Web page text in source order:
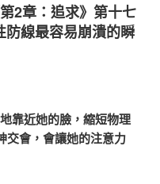
2章：追求》第十七
線最容易崩潰的瞬
靠近她的臉，縮短物理
交會，會讓她的注意力